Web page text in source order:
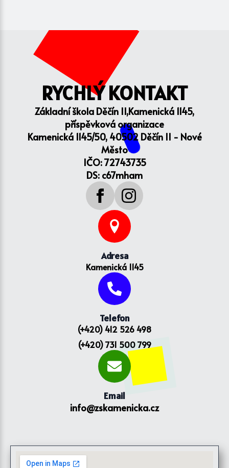
RYCHLÝ KONTAKT
Základní škola Děčín II,Kamenická 1145,
příspěvková organizace
Kamenická 1145/50, 40502 Děčín II - Nové
Město
IČO: 72743735
DS: c67mham
Adresa
Kamenická 1145
Telefon
(+420) 412 526 498
(+420) 731 500 799
Email
info@zskamenicka.cz